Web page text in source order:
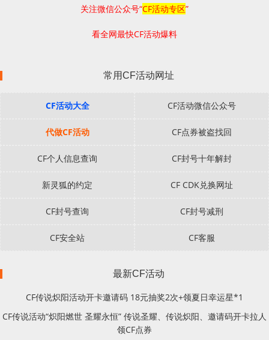
关注微信公众号“CF活动专区”
看全网最快CF活动爆料
常用CF活动网址
CF活动大全 CF活动微信公众号
代做CF活动 CF点券被盗找回
CF个人信息查询 CF封号十年解封
新灵狐的约定 CF CDK兑换网址
CF封号查询 CF封号减刑
CF安全站 CF客服
最新CF活动
CF传说炽阳活动开卡邀请码 18元抽奖2次+领夏日幸运星*1
CF传说活动“炽阳燃世 圣耀永恒” 传说圣耀、传说炽阳、邀请码开卡拉人
领CF点券